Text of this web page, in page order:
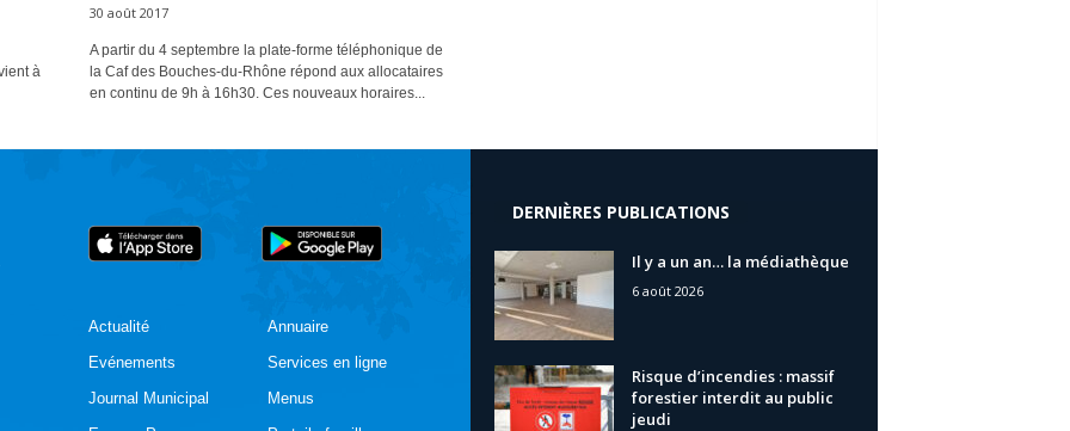
à
30 août 2017
A partir du 4 septembre la plate-forme téléphonique de
la Caf des Bouches-du-Rhône répond aux allocataires
en continu de 9h à 16h30. Ces nouveaux horaires...
Actualité
Evénements
Journal Municipal
Annuaire
Services en ligne
Menus
DERNIÈRES PUBLICATIONS
Il y a un an… la médiathèque
6 août 2026
Risque d’incendies : massif
forestier interdit au public
jeudi